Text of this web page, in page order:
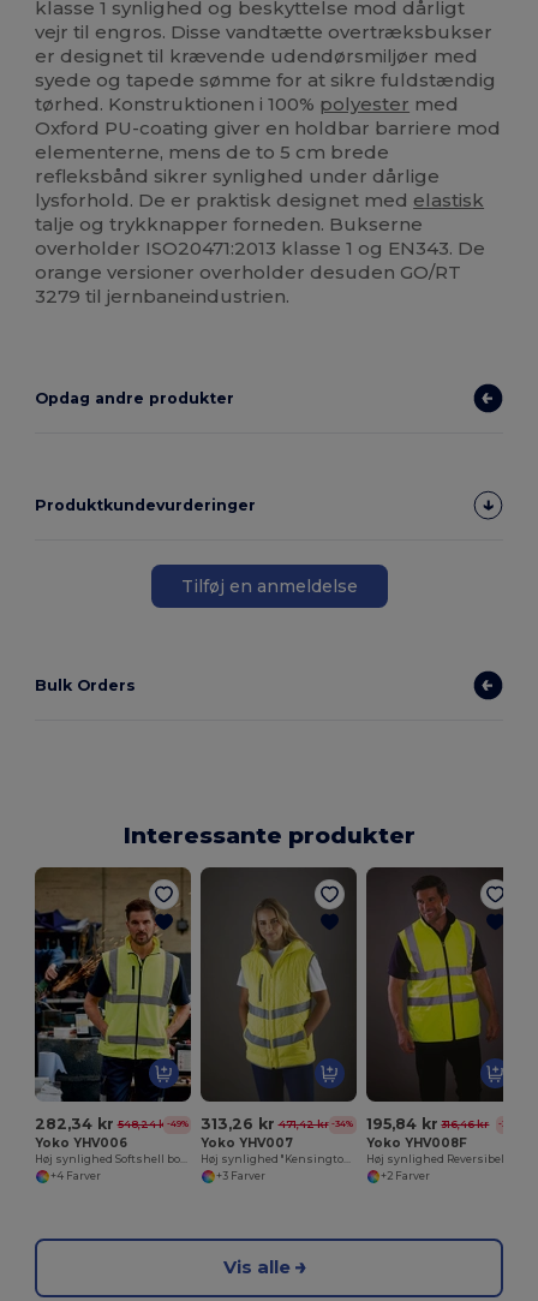
klasse 1 synlighed og beskyttelse mod dårligt
vejr til engros. Disse vandtætte overtræksbukser
er designet til krævende udendørsmiljøer med
syede og tapede sømme for at sikre fuldstændig
tørhed. Konstruktionen i 100% polyester med
Oxford PU-coating giver en holdbar barriere mod
elementerne, mens de to 5 cm brede
refleksbånd sikrer synlighed under dårlige
lysforhold. De er praktisk designet med elastisk
talje og trykknapper forneden. Bukserne
overholder ISO20471:2013 klasse 1 og EN343. De
orange versioner overholder desuden GO/RT
3279 til jernbaneindustrien.
Opdag andre produkter
Produktkundevurderinger
Tilføj en anmeldelse
Bulk Orders
Interessante produkter
282,34 kr 548,24 kr-49%
Yoko YHV006
+4 Farver
313,26 kr 471,42 kr -34%
Yoko YHV007
+3 Farver
195,84 kr 316,46 kr -38%
Yoko YHV008F
+2 Farver
Vis alle